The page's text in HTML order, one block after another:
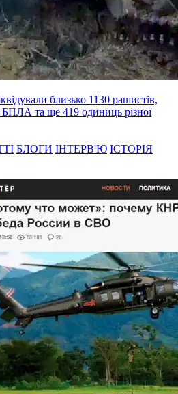
близько 1130 рашистів,
та ще 419 одиниць різної
БЛОГИ ІНТЕРВ'Ю ІСТОРІЯ